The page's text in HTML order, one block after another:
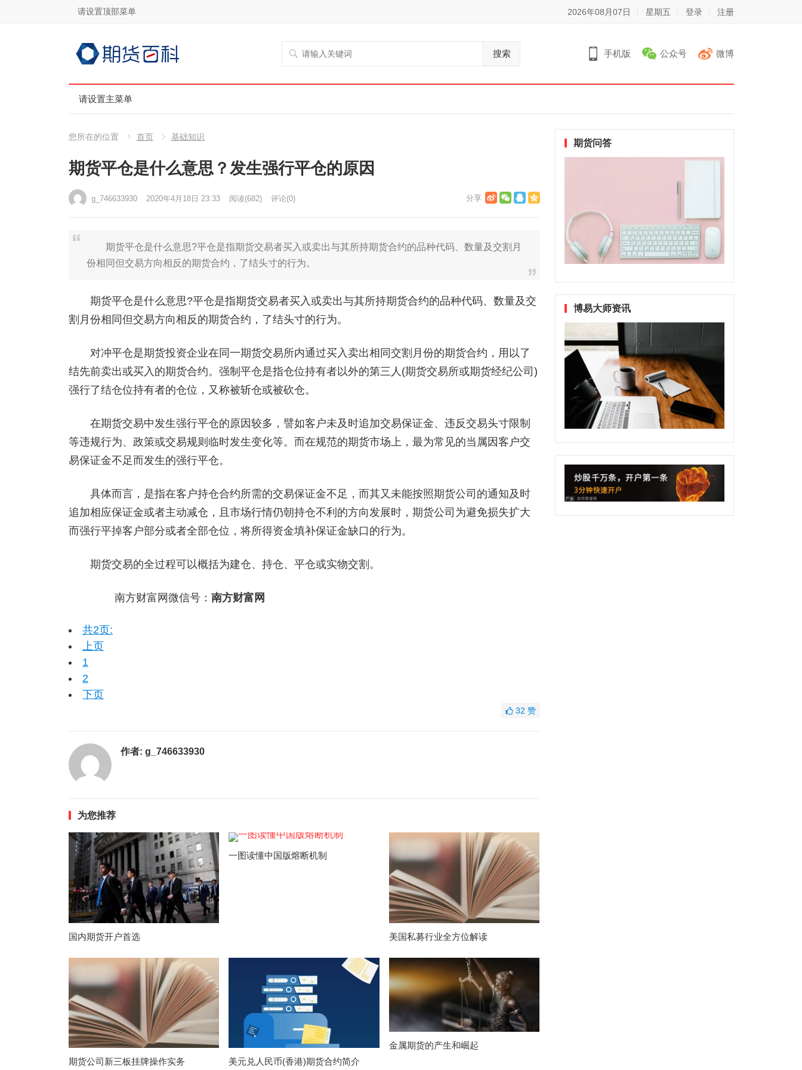
请设置顶部菜单 2026年08月07日 星期五 登录 注册
搜索 手机版 公众号 微博
请设置主菜单
您所在的位置 首页 基础知识
期货平仓是什么意思？发生强行平仓的原因
g_746633930 2020年4月18日 23:33 阅读(682) 评论(0)
期货平仓是什么意思?平仓是指期货交易者买入或卖出与其所持期货合约的品种代码、数量及交割月
份相同但交易方向相反的期货合约，了结头寸的行为。
期货平仓是什么意思?平仓是指期货交易者买入或卖出与其所持期货合约的品种代码、数量及交
割月份相同但交易方向相反的期货合约，了结头寸的行为。
对冲平仓是期货投资企业在同一期货交易所内通过买入卖出相同交割月份的期货合约，用以了
结先前卖出或买入的期货合约。强制平仓是指仓位持有者以外的第三人(期货交易所或期货经纪公司)
强行了结仓位持有者的仓位，又称被斩仓或被砍仓。
在期货交易中发生强行平仓的原因较多，譬如客户未及时追加交易保证金、违反交易头寸限制
等违规行为、政策或交易规则临时发生变化等。而在规范的期货市场上，最为常见的当属因客户交
易保证金不足而发生的强行平仓。
具体而言，是指在客户持仓合约所需的交易保证金不足，而其又未能按照期货公司的通知及时
追加相应保证金或者主动减仓，且市场行情仍朝持仓不利的方向发展时，期货公司为避免损失扩大
而强行平掉客户部分或者全部仓位，将所得资金填补保证金缺口的行为。
期货交易的全过程可以概括为建仓、持仓、平仓或实物交割。
南方财富网微信号： 南方财富网
共2页:
上页
1
2
下页
32 赞
作者: g_746633930
为您推荐
国内期货开户首选
一图读懂中国版熔断机制
美国私募行业全方位解读
期货公司新三板挂牌操作实务 美元兑人民币(香港)期货合约简介
金属期货的产生和崛起
期货问答
博易大师资讯